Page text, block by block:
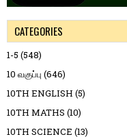
CATEGORIES
1-5 (548)
10 வகுப்பு (646)
10TH ENGLISH (5)
10TH MATHS (10)
10TH SCIENCE (13)